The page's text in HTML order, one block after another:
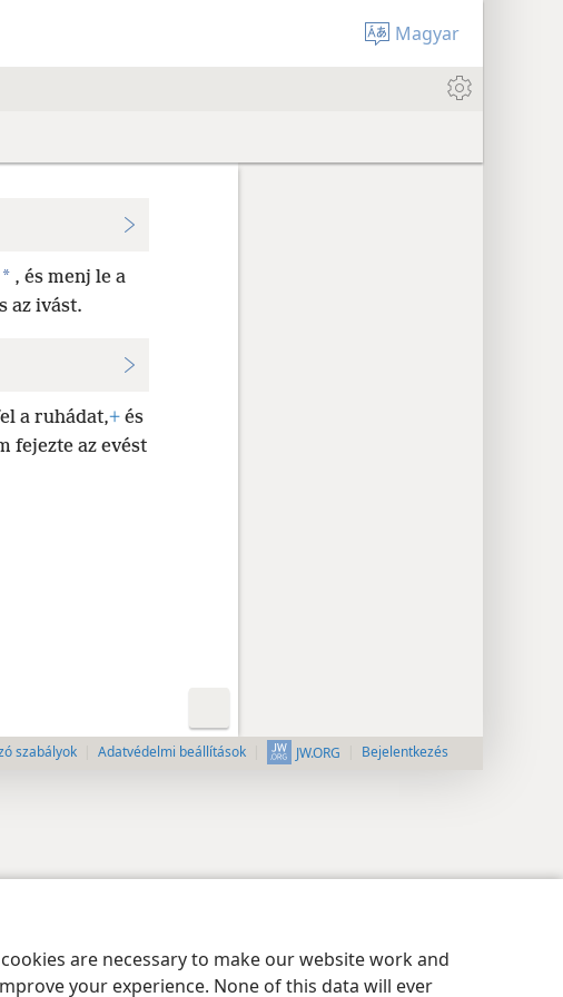
are necessary to make our website work and
your experience. None of this data will ever
Magyar
* , és menj le a
az ivást.
a ruhádat,+és
fejezte az evést
szabályok Adatvédelmi beállítások JW.ORG Bejelentkezés